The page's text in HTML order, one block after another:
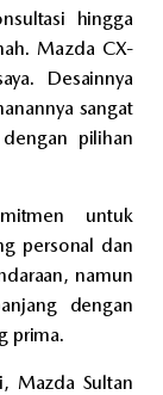
hingga
Mazda CX-
Desainnya
sangat
pilihan
untuk
personal dan
namun
dengan
prima.
Mazda Sultan